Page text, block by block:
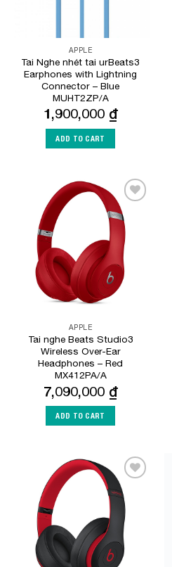
APPLE
Tai Nghe nhét tai urBeats3
Earphones with Lightning
Connector – Blue
MUHT2ZP/A
1,900,000 ₫
ADD TO CART
Add to
Wishlist
APPLE
Tai nghe Beats Studio3
Wireless Over-Ear
Headphones – Red
MX412PA/A
7,090,000 ₫
ADD TO CART
Add to
Wishlist